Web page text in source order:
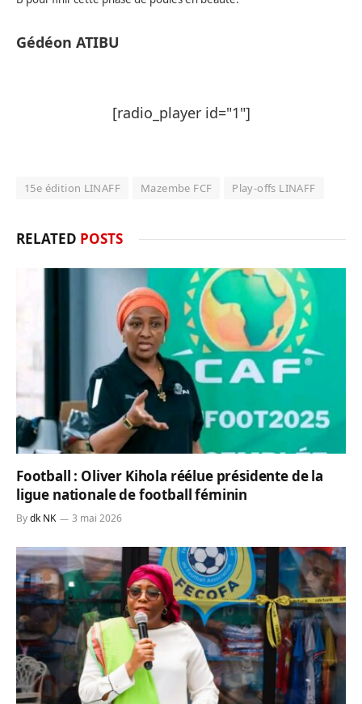
Gédéon ATIBU
[radio_player id="1"]
15e édition LINAFF Mazembe FCF Play-offs LINAFF
RELATED POSTS
Football : Oliver Kihola réélue présidente de la
ligue nationale de football féminin
Bydk NK 3 mai 2026